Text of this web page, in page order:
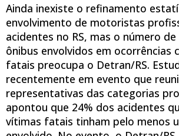
Ainda inexiste o refinamento
envolvimento de motoristas
acidentes no RS, mas o número
ônibus envolvidos em ocorrências
fatais preocupa o Detran/RS.
recentemente em evento que
representativas das categorias
apontou que 24% dos acidentes
vítimas fatais tinham pelo menos